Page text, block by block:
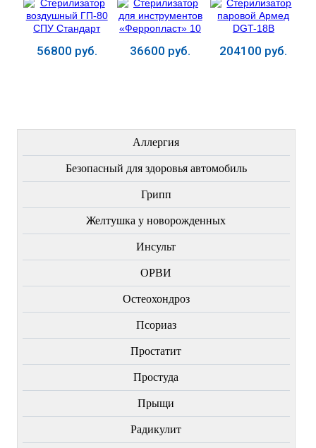
56800 руб. 36600 руб. 204100 руб.
Аллергия
Безопасный для здоровья автомобиль
Грипп
Желтушка у новорожденных
Инсульт
ОРВИ
Остеохондроз
Пcориаз
Простатит
Простуда
Прыщи
Радикулит